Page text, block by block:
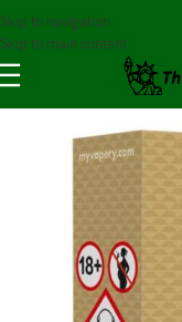
Skip to navigation
Skip to main content